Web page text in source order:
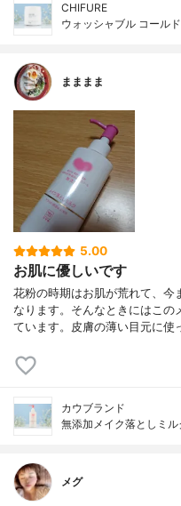
CHIFURE
ウォッシャブル コール
まままま
5.00
お肌に優しいです
花粉の時期はお肌が荒れて、今
なります。そんなときにはこの
ています。皮膚の薄い目元に使
カウブランド
無添加メイク落としミル
メグ